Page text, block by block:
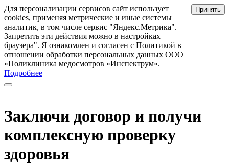
Для персонализации сервисов сайт использует
cookies, применяя метрические и иные системы
аналитик, в том числе сервис "Яндекс.Метрика".
Запретить эти действия можно в настройках
браузера". Я ознакомлен и согласен с Политикой в
отношении обработки персональных данных ООО
«Поликлиника медосмотров «Инспектрум».
Подробнее
Принять
Заключи договор и получи
комплексную проверку
здоровья